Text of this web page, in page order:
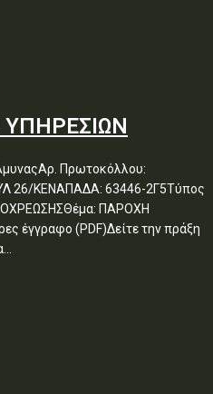
Πρωτοκόλλου:
26/ΚΕΝΑΠΑΔΑ: 63446-2Γ5Τύπος
ΠΑΡΟΧΗ
έγγραφο (PDF)Δείτε την πράξη